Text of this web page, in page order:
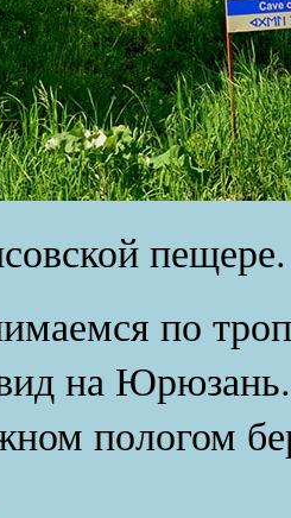
пещере.
по
на
пологом